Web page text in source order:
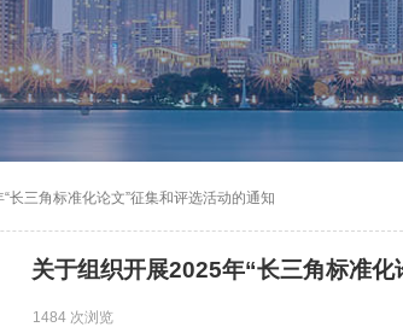
长三角标准化论文”征集和评选活动的通知
关于组织开展2025年“长三角标准
1484 次浏览